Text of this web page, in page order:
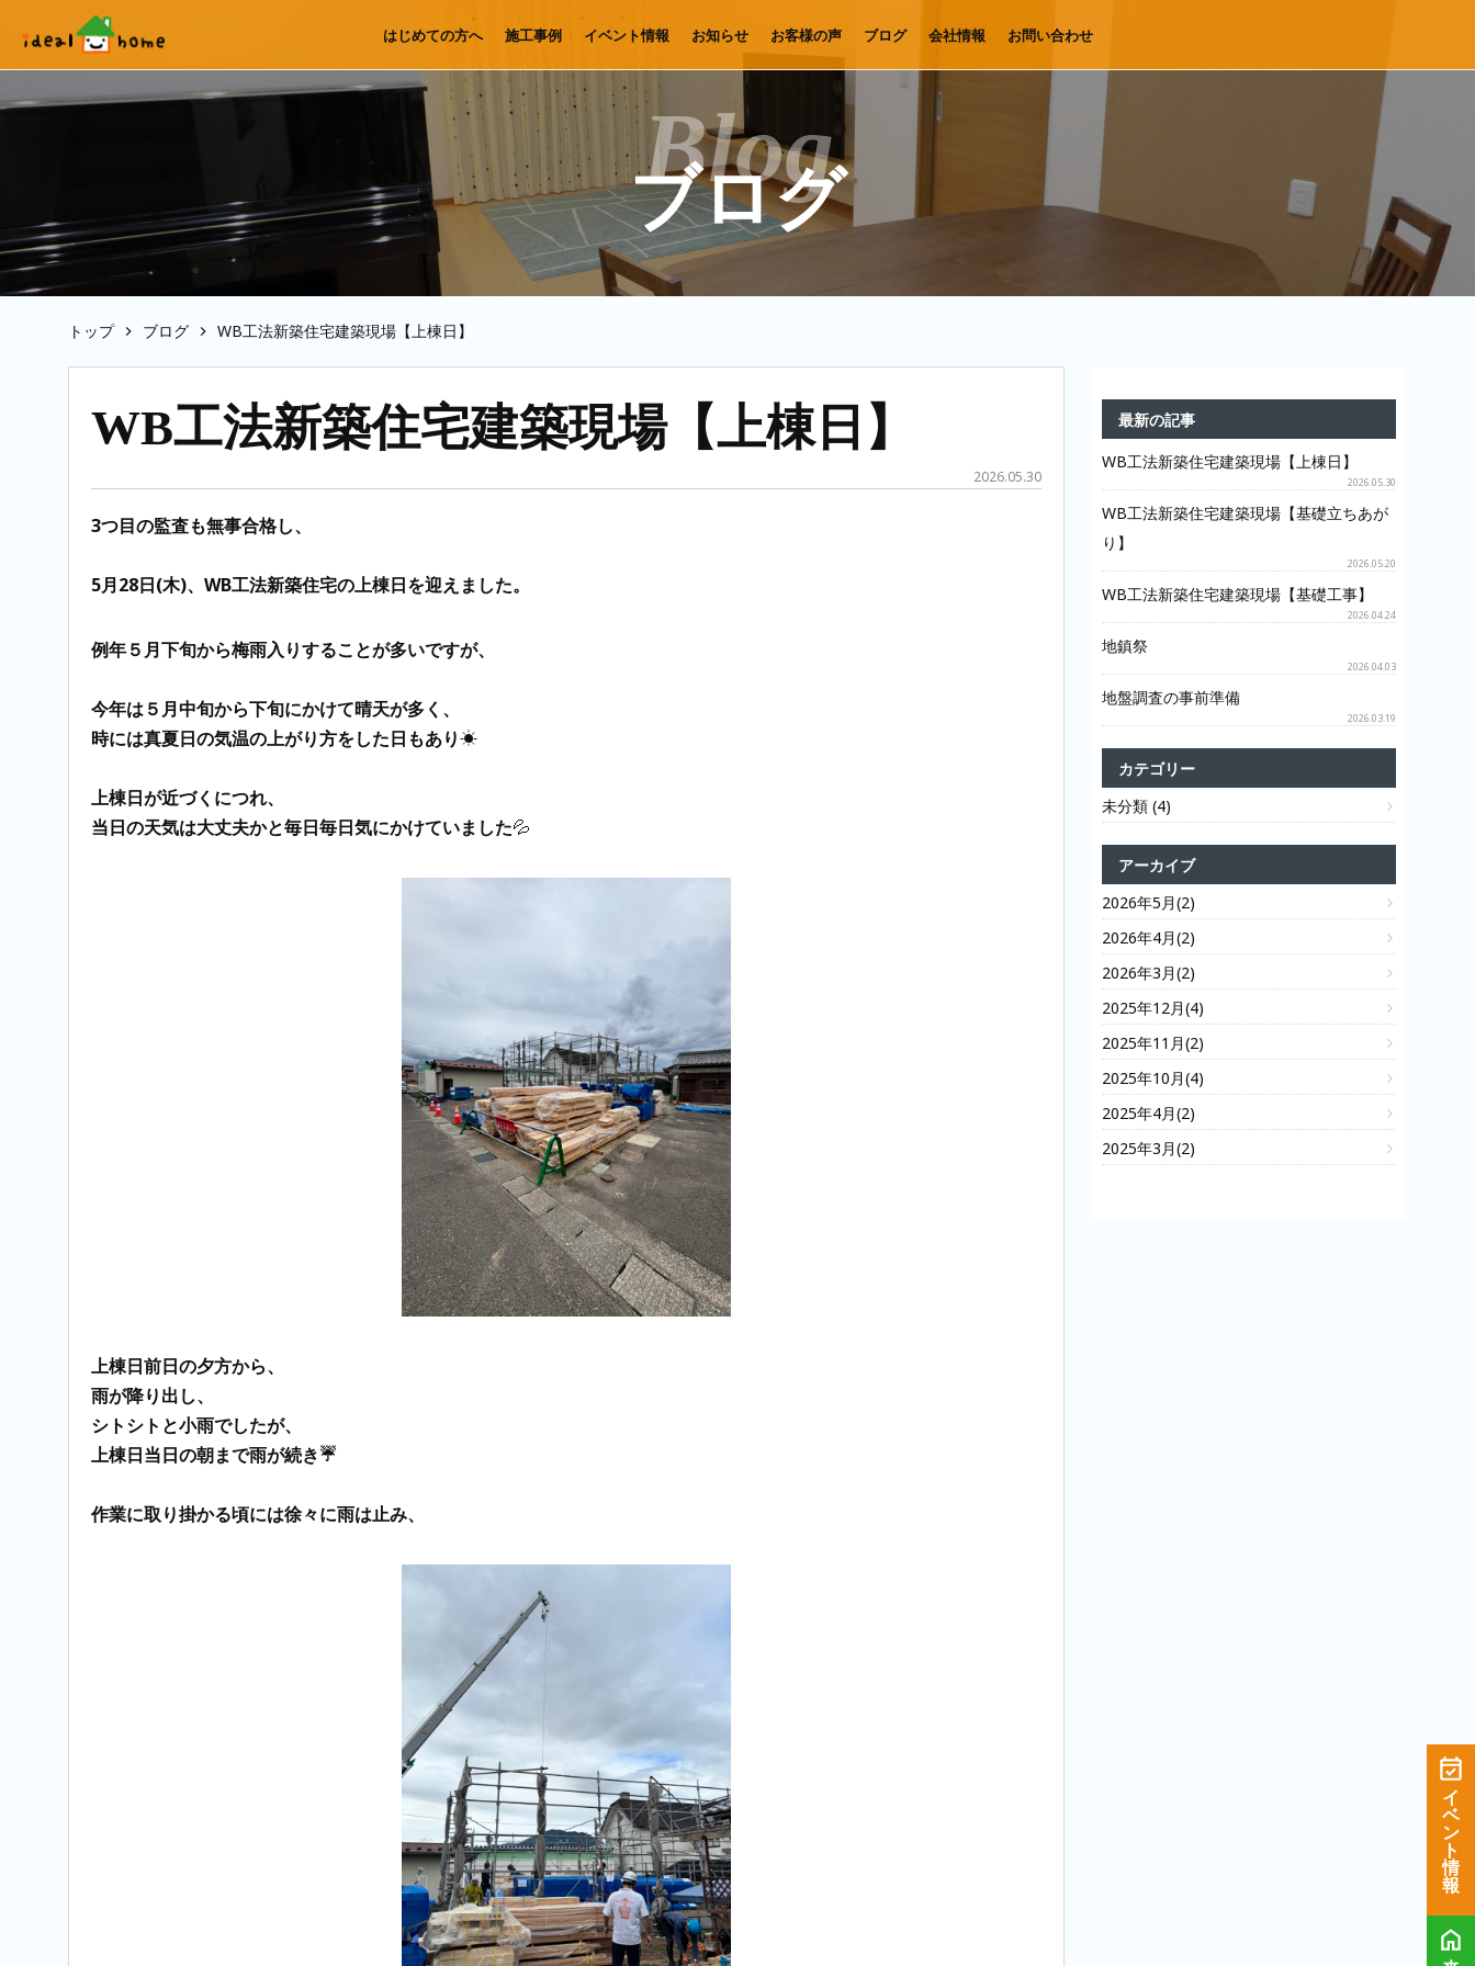
はじめての方へ 施工事例 イベント情報 お知らせ お客様の声 ブログ 会社情報 お問い合わせ
イ
ベ
ン
ト
情
報
ブログ
トップ ブログ WB工法新築住宅建築現場【上棟日】
WB工法新築住宅建築現場【上棟日】
2026.05.30
3つ目の監査も無事合格し、
5月28日(木)、WB工法新築住宅の上棟日を迎えました。
例年５月下旬から梅雨入りすることが多いですが、
今年は５月中旬から下旬にかけて晴天が多く、
時には真夏日の気温の上がり方をした日もあり☀
上棟日が近づくにつれ、
当日の天気は大丈夫かと毎日毎日気にかけていました💦
上棟日前日の夕方から、
雨が降り出し、
シトシトと小雨でしたが、
上棟日当日の朝まで雨が続き☔
作業に取り掛かる頃には徐々に雨は止み、
最新の記事
WB工法新築住宅建築現場【上棟日】
2026.05.30
WB工法新築住宅建築現場【基礎立ちあが
り】
2026.05.20
WB工法新築住宅建築現場【基礎工事】
2026.04.24
地鎮祭
2026.04.03
地盤調査の事前準備
2026.03.19
カテゴリー
未分類 (4)
アーカイブ
2026年5月(2)
2026年4月(2)
2026年3月(2)
2025年12月(4)
2025年11月(2)
2025年10月(4)
2025年4月(2)
2025年3月(2)